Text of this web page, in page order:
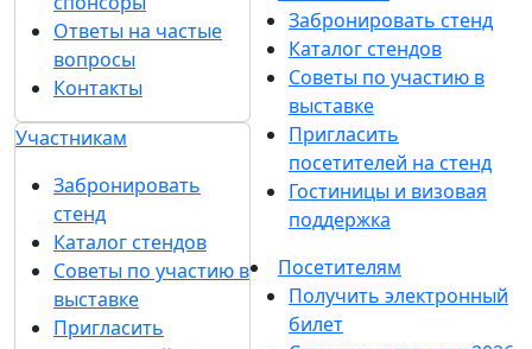
Ответы на частые
вопросы
Контакты
Участникам
Забронировать
стенд
Каталог стендов
Советы по участию в
выставке
Пригласить
Забронировать стенд
Каталог стендов
Советы по участию в
выставке
Пригласить
посетителей на стенд
Гостиницы и визовая
поддержка
Посетителям
Получить электронный
билет